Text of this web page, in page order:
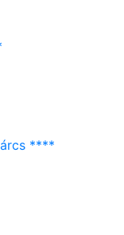
****